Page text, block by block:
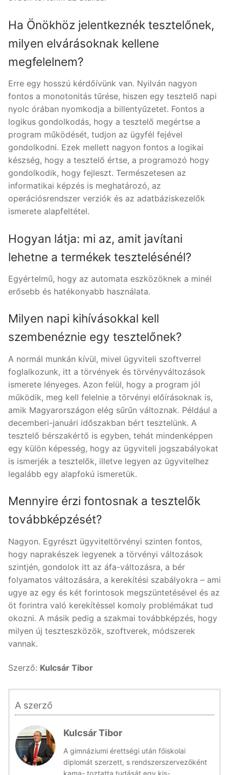
Ha Önökhöz jelentkeznék tesztelőnek,
milyen elvárásoknak kellene
megfelelnem?
Erre egy hosszú kérdőívünk van. Nyilván nagyon
fontos a monotonitás tűrése, hiszen egy tesztelő napi
nyolc órában nyomkodja a billentyűzetet. Fontos a
logikus gondolkodás, hogy a tesztelő megértse a
program működését, tudjon az ügyfél fejével
gondolkodni. Ezek mellett nagyon fontos a logikai
készség, hogy a tesztelő értse, a programozó hogy
gondolkodik, hogy fejleszt. Természetesen az
informatikai képzés is meghatározó, az
operációsrendszer verziók és az adatbáziskezelők
ismerete alapfeltétel.
Hogyan látja: mi az, amit javítani
lehetne a termékek tesztelésénél?
Egyértelmű, hogy az automata eszközöknek a minél
erősebb és hatékonyabb használata.
Milyen napi kihívásokkal kell
szembenéznie egy tesztelőnek?
A normál munkán kívül, mivel ügyviteli szoftverrel
foglalkozunk, itt a törvények és törvényváltozások
ismerete lényeges. Azon felül, hogy a program jól
működik, meg kell felelnie a törvényi előírásoknak is,
amik Magyarországon elég sűrűn változnak. Például a
decemberi-januári időszakban bért tesztelünk. A
tesztelő bérszakértő is egyben, tehát mindenképpen
egy külön képesség, hogy az ügyviteli jogszabályokat
is ismerjék a tesztelők, illetve legyen az ügyvitelhez
legalább egy alapfokú ismeretük.
Mennyire érzi fontosnak a tesztelők
továbbképzését?
Nagyon. Egyrészt ügyviteltörvényi szinten fontos,
hogy naprakészek legyenek a törvényi változások
szintjén, gondolok itt az áfa-változásra, a bér
folyamatos változására, a kerekítési szabályokra – ami
ugye az egy és két forintosok megszüntetésével és az
öt forintra való kerekítéssel komoly problémákat tud
okozni. A másik pedig a szakmai továbbképzés, hogy
milyen új teszteszközök, szoftverek, módszerek
vannak.
Szerző: Kulcsár Tibor
A szerző
Kulcsár Tibor
A gimnáziumi érettségi után főiskolai
diplomát szerzett, s rendszerszervezőként